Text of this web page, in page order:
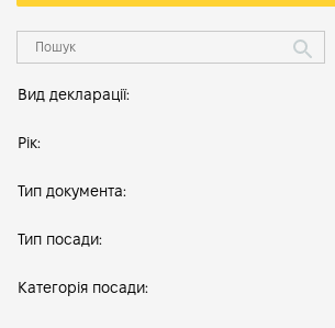
Вид декларації:
Рік:
Тип документа:
Тип посади:
Категорія посади: